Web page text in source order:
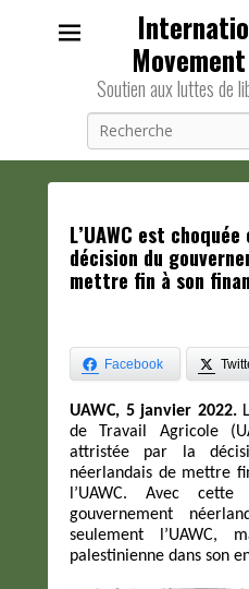
Soutien aux luttes de
L’UAWC est
décision du
mettre fin à son
Facebook
UAWC, 5 janvier 2022.
de Travail Agricole
attristée par la
néerlandais de mettre
l’UAWC. Avec
gouvernement
seulement l’UAWC,
palestinienne dans son